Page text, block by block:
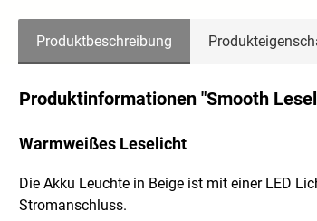
Produktbeschreibung
Produktinformationen "Smooth
Warmweißes Leselicht
Die Akku Leuchte in Beige ist mit einer LED
Stromanschluss.